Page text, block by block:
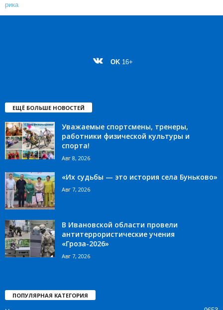
OK 16+
ЕЩЁ БОЛЬШЕ НОВОСТЕЙ
Уважаемые спортсмены, тренеры,
работники физической культуры и
спорта!
Авг 8, 2026
«Их судьбы — это история села Буньково»
Авг 7, 2026
В Ивановской области провели
антитеррористические учения
«Гроза-2026»
Авг 7, 2026
ПОПУЛЯРНАЯ КАТЕГОРИЯ